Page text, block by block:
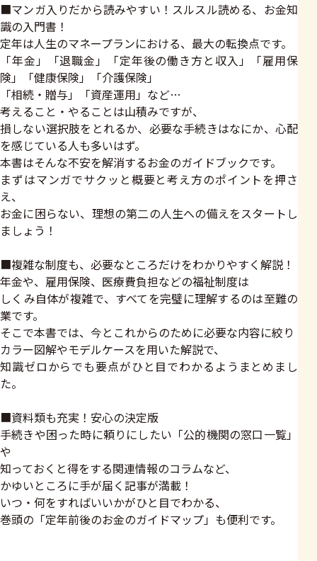
■マンガ入りだから読みやすい！スルスル読める、お金知
識の入門書！
定年は人生のマネープランにおける、最大の転換点です。
「年金」「退職金」「定年後の働き方と収入」「雇用保
険」「健康保険」「介護保険」
「相続・贈与」「資産運用」など…
考えること・やることは山積みですが、
損しない選択肢をとれるか、必要な手続きはなにか、心配
を感じている人も多いはず。
本書はそんな不安を解消するお金のガイドブックです。
まずはマンガでサクッと概要と考え方のポイントを押さ
え、
お金に困らない、理想の第二の人生への備えをスタートし
ましょう！
■複雑な制度も、必要なところだけをわかりやすく解説！
年金や、雇用保険、医療費負担などの福祉制度は
しくみ自体が複雑で、すべてを完璧に理解するのは至難の
業です。
そこで本書では、今とこれからのために必要な内容に絞り
カラー図解やモデルケースを用いた解説で、
知識ゼロからでも要点がひと目でわかるようまとめまし
た。
■資料類も充実！安心の決定版
手続きや困った時に頼りにしたい「公的機関の窓口一覧」
や
知っておくと得をする関連情報のコラムなど、
かゆいところに手が届く記事が満載！
いつ・何をすればいいかがひと目でわかる、
巻頭の「定年前後のお金のガイドマップ」も便利です。